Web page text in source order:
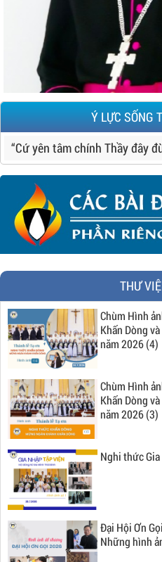
Ý LỰC SỐNG
“Cứ yên tâm chính Thầy đây
THƯ
Chùm Hình
Khấn Dòng
năm 2026 (4)
Chùm Hình
Khấn Dòng
năm 2026 (3)
Nghi thức Gia
Đại Hội Ơn
Những hình